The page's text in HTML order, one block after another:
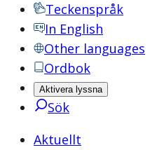
Teckenspråk
In English
Other languages
Ordbok
Aktivera lyssna
Sök
Aktuellt